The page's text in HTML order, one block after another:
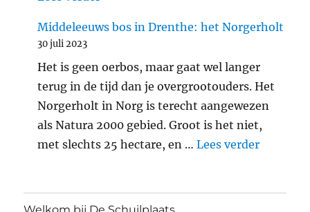
Middeleeuws bos in Drenthe: het Norgerholt
30 juli 2023
Het is geen oerbos, maar gaat wel langer
terug in de tijd dan je overgrootouders. Het
Norgerholt in Norg is terecht aangewezen
als Natura 2000 gebied. Groot is het niet,
met slechts 25 hectare, en …Lees verder